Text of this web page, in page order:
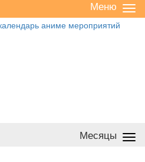
/
Меню
Месяцы